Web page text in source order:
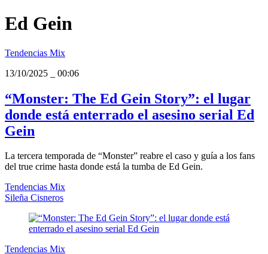
Ed Gein
Tendencias Mix
13/10/2025
00:06
“Monster: The Ed Gein Story”: el lugar
donde está enterrado el asesino serial Ed
Gein
La tercera temporada de “Monster” reabre el caso y guía a los fans
del true crime hasta donde está la tumba de Ed Gein.
Tendencias Mix
Sileña Cisneros
Tendencias Mix